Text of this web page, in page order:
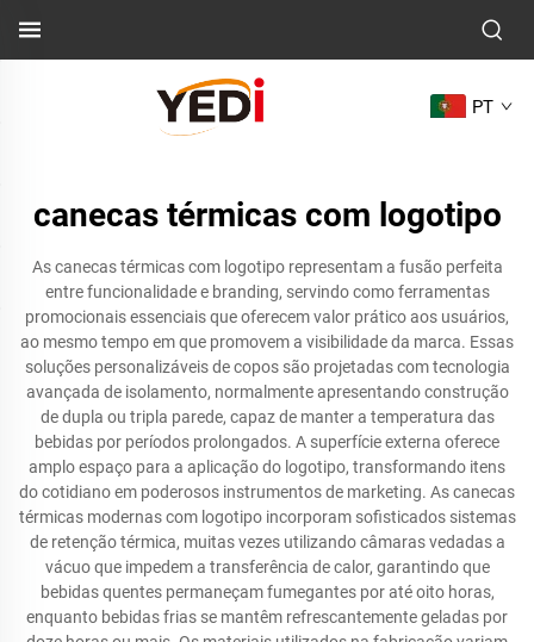
PT
canecas térmicas com logotipo
As canecas térmicas com logotipo representam a fusão perfeita
entre funcionalidade e branding, servindo como ferramentas
promocionais essenciais que oferecem valor prático aos usuários,
ao mesmo tempo em que promovem a visibilidade da marca. Essas
soluções personalizáveis de copos são projetadas com tecnologia
avançada de isolamento, normalmente apresentando construção
de dupla ou tripla parede, capaz de manter a temperatura das
bebidas por períodos prolongados. A superfície externa oferece
amplo espaço para a aplicação do logotipo, transformando itens
do cotidiano em poderosos instrumentos de marketing. As canecas
térmicas modernas com logotipo incorporam sofisticados sistemas
de retenção térmica, muitas vezes utilizando câmaras vedadas a
vácuo que impedem a transferência de calor, garantindo que
bebidas quentes permaneçam fumegantes por até oito horas,
enquanto bebidas frias se mantêm refrescantemente geladas por